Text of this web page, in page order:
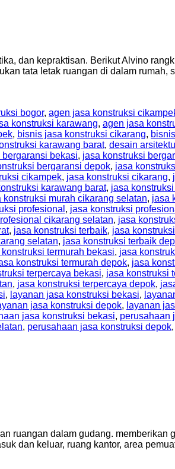
dan kepraktisan. Berikut Alvino
tata letak ruangan di dalam rumah,
bogor, agen jasa konstruksi
konstruksi karawang, agen jasa
, bisnis jasa konstruksi cikarang,
karawang barat, desain
bekasi, jasa konstruksi
bergaransi depok, jasa
cikampek, jasa konstruksi cikarang,
karawang barat, jasa
konstruksi murah cikarang selatan, jasa
profesional , jasa konstruksi
cikarang selatan, jasa
, jasa konstruksi terbaik, jasa
selatan, jasa konstruksi terbaik
konstruksi termurah bekasi, jasa
konstruksi termurah depok, jasa
terpercaya bekasi, jasa konstruksi
, jasa konstruksi terpercaya depok,
, layanan jasa konstruksi bekasi,
jasa konstruksi depok, layanan
jasa konstruksi bekasi, perusahaan
, perusahaan jasa konstruksi depok,
ruangan dalam gudang. memberikan
dan keluar, ruang kantor, area